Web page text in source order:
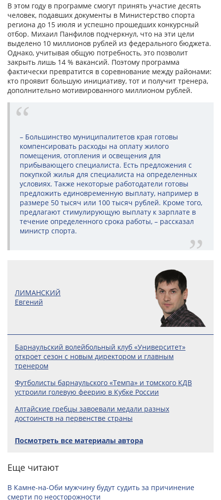
В этом году в программе смогут принять участие десять
человек, подавших документы в Министерство спорта
региона до 15 июля и успешно прошедших конкурсный
отбор. Михаил Панфилов подчеркнул, что на эти цели
выделено 10 миллионов рублей из федерального бюджета.
Однако, учитывая общую потребность, это позволит
закрыть лишь 14 % вакансий. Поэтому программа
фактически превратится в соревнование между районами:
кто проявит большую инициативу, тот и получит тренера,
дополнительно мотивированного миллионом рублей.
– Большинство муниципалитетов края готовы
компенсировать расходы на оплату жилого
помещения, отопления и освещения для
прибывающего специалиста. Есть предложения с
покупкой жилья для специалиста на определенных
условиях. Также некоторые работодатели готовы
предложить единовременную выплату, например в
размере 50 тысяч или 100 тысяч рублей. Кроме того,
предлагают стимулирующую выплату к зарплате в
течение определенного срока работы, – рассказал
министр спорта.
ЛИМАНСКИЙ
Евгений
Барнаульский волейбольный клуб «Университет»
откроет сезон с новым директором и главным
тренером
Футболисты барнаульского «Темпа» и томского КДВ
устроили голевую феерию в Кубке России
Алтайские гребцы завоевали медали разных
достоинств на первенстве страны
Посмотреть все материалы автора
Еще читают
В Камне-на-Оби мужчину будут судить за причинение
смерти по неосторожности